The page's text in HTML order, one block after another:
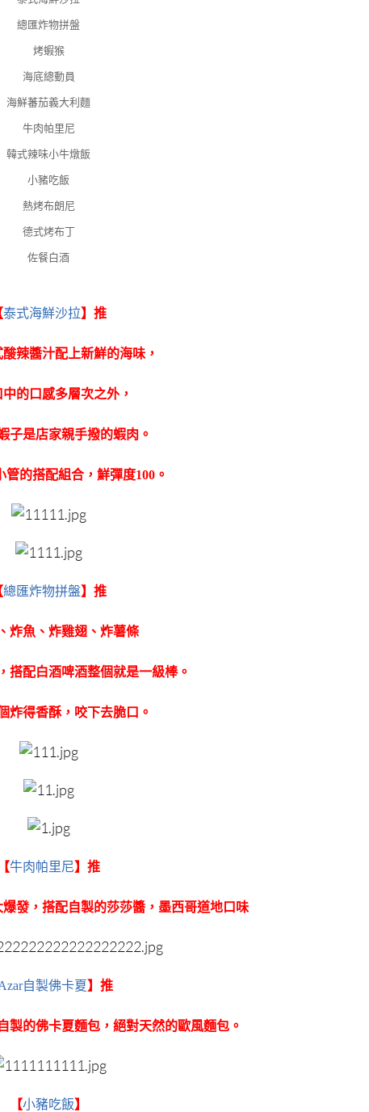
總匯炸物拼盤
烤蝦猴
海底總動員
海鮮蕃茄義大利麵
牛肉帕里尼
韓式辣味小牛燉飯
小豬吃飯
熱烤布朗尼
德式烤布丁
佐餐白酒
泰式海鮮沙拉】推
酸辣醬汁配上新鮮的海味，
的口感多層次之外，
子是店家親手撥的蝦肉。
管的搭配組合，鮮彈度100。
總匯炸物拼盤】推
炸魚、炸雞翅、炸薯條
搭配白酒啤酒整個就是一級棒。
炸得香酥，咬下去脆口。
【牛肉帕里尼】推
發，搭配自製的莎莎醬，墨西哥道地口味
自製佛卡夏】 推
製的佛卡夏麵包，絕對天然的歐風麵包。
【小豬吃飯】